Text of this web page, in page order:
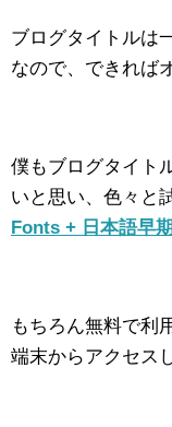
ブログタイトルは
なので、できれば
僕もブログタイト
いと思い、色々と
Fonts + 日本語早
もちろん無料で利
端末からアクセス